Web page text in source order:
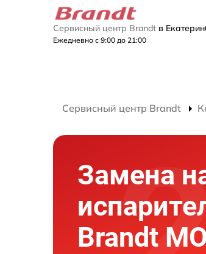
Сервисный центр Brandt в
Ежедневно с 9:00 до 21:00
Сервисный центр Brandt
Замена
Brandt